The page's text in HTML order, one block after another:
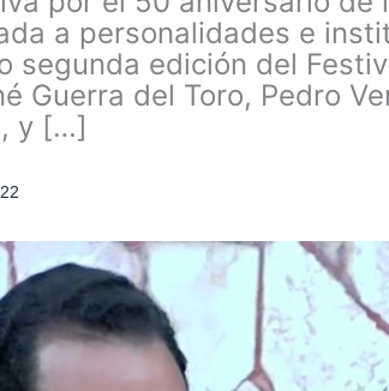
a personalidades e
segunda edición del
Guerra del Toro, Pedro
y […]